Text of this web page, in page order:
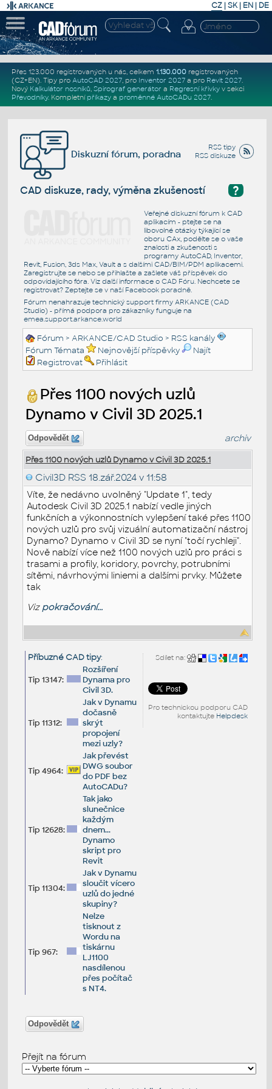
CZ | SK| EN | DE
Přes 123.000 registrovaných u nás, celkem 1.130.000registrovaných
(CZ+EN). Tipy pro AutoCAD 2027, pro Inventor 2027a pro Revit 2027.
Nový Kalkulátor nosníků, Spirograf generátor a Regresní křivkyv sekci
Převodníky. Kompletní příkazya proměnné AutoCADu 2027.
RSS tipy
RSS diskuze
Diskuzní fórum, poradna
?
CAD diskuze, rady, výměna zkušeností
Veřejné diskuzní fórum k CAD
aplikacím - ptejte se na
libovolné otázky týkající se
oboru CAx, podělte se o vaše
znalosti a zkušenosti s
programy AutoCAD, Inventor,
Revit, Fusion, 3ds Max, Vault a s dalšími CAD/BIM/PDM aplikacemi.
Zaregistrujte se nebo se přihlašte a zašlete váš příspěvek do
odpovídajícího fóra. Viz další informace o CAD Fóru. Nechcete se
registrovat? Zeptejte se v naší Facebook poradně.
Fórum nenahrazuje technický support firmy ARKANCE (CAD
Studio) - přímá podpora pro zákazníky funguje na
emea.support.arkance.world
Fórum >ARKANCE/CAD Studio > RSS kanály
Fórum Témata
Nejnovější příspěvky
Najít
Registrovat
Přihlásit
Přes 1100 nových uzlů
Dynamo v Civil 3D 2025.1
Odpovědět archiv
Přes 1100 nových uzlů Dynamo v Civil 3D 2025.1
Civil3D RSS 18.zář.2024 v 11:58
Víte, že nedávno uvolněný "Update 1", tedy
Autodesk Civil 3D 2025.1 nabízí vedle jiných
funkčních a výkonnostních vylepšení také přes 1100
nových uzlů pro svůj vizuální automatizační nástroj
Dynamo? Dynamo v Civil 3D se nyní "točí rychleji".
Nově nabízí více než 1100 nových uzlů pro práci s
trasami a profily, koridory, povrchy, potrubními
sítěmi, návrhovými liniemi a dalšími prvky. Můžete
tak
Viz pokračování...
Sdílet na:
Pro technickou podporu CAD
kontaktujte Helpdesk
Příbuzné CAD tipy:
Tip 13147:
Rozšíření
Dynama pro
Civil 3D.
Tip 11312:
Jak v Dynamu
dočasně
skrýt
propojení
mezi uzly?
Tip 4964:
Jak převést
DWG soubor
do PDF bez
AutoCADu?
Tip 12628:
Tak jako
slunečnice
každým
dnem...
Dynamo
skript pro
Revit
Tip 11304:
Jak v Dynamu
sloučit vícero
uzlů do jedné
skupiny?
Tip 967:
Nelze
tisknout z
Wordu na
tiskárnu
LJ1100
nasdílenou
přes počítač
s NT4.
Odpovědět
Přejít na fórum